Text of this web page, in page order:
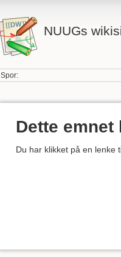
NUUGs
Spor:
Dette
Du har klikket på en lenke